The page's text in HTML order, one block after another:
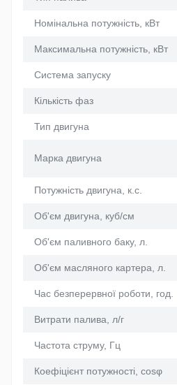
Номінальна потужність, кВт
Максимальна потужність, кВт
Система запуску
Кількість фаз
Тип двигуна
Марка двигуна
Потужність двигуна, к.с.
Об'єм двигуна, куб/см
Об'єм паливного баку, л.
Об'єм масляного картера, л.
Час безперервної роботи, год.
Витрати палива, л/г
Частота струму, Гц
Коефіцієнт потужності, cosφ